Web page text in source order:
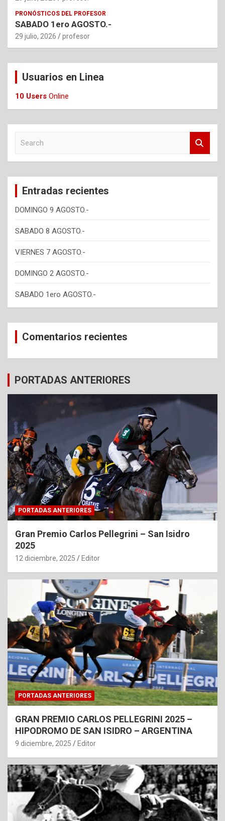
PRONÓSTICOS DEL PROFESOR
SABADO 1ero AGOSTO.-
29 julio, 2026 profesor
Usuarios en Linea
10 Users Online
c
Entradas recientes
DOMINGO 9 AGOSTO.-
SABADO 8 AGOSTO.-
VIERNES 7 AGOSTO.-
DOMINGO 2 AGOSTO.-
SABADO 1ero AGOSTO.-
Comentarios recientes
PORTADAS ANTERIORES
PORTADAS ANTERIORES
Gran Premio Carlos Pellegrini – San Isidro
2025
12 diciembre, 2025 Editor
PORTADAS ANTERIORES
GRAN PREMIO CARLOS PELLEGRINI 2025 –
HIPODROMO DE SAN ISIDRO – ARGENTINA
9 diciembre, 2025 Editor